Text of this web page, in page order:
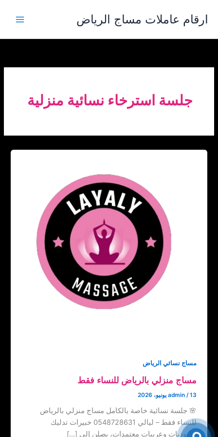
المحتوى
ارقام عاملات مساج الرياض
جلسة استرخاء نسائية منزلية
مساج نسائي الرياض
مساج منزلي بالرياض للنساء فقط
admin /13 يونيو، 2026
🌸 جلسة نسائية خاصة بالكامل مساج منزلي بالرياض
للنساء فقط – ليالي 0548728631 خبيرات تدليك
سعوديات وعربيات معتمدات، يصلن إلى […]